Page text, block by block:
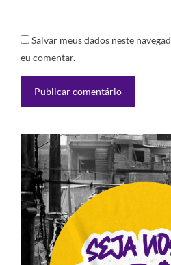
Salvar meus dados neste
eu comentar.